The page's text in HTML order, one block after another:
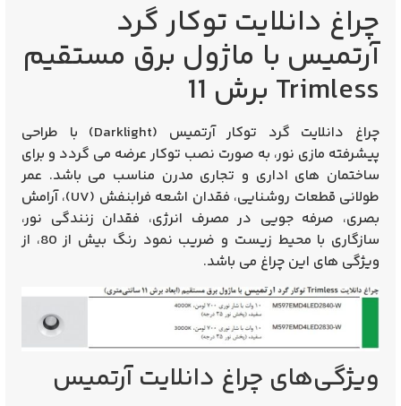
چراغ دانلایت توکار گرد
آرتمیس با ماژول برق مستقیم
Trimless برش 11
چراغ دانلایت گرد توکار آرتمیس (Darklight) با طراحی
پیشرفته مازی نور، به صورت نصب توکار عرضه می گردد و برای
ساختمان های اداری و تجاری مدرن مناسب می باشد. عمر
طولانی قطعات روشنایی، فقدان اشعه فرابنفش (UV)، آرامش
بصری، صرفه جویی در مصرف انرژی، فقدان زنندگی نور،
سازگاری با محیط زیست و ضریب نمود رنگ بیش از 80، از
ویژگی های این چراغ می باشد.
ویژگی‌های چراغ دانلایت آرتمیس